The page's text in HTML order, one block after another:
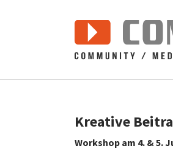
Kreative
Workshop am 4. & 5.